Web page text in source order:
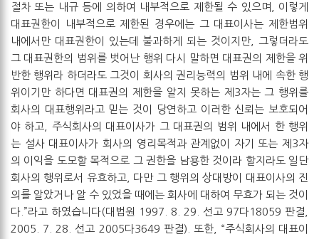
절차 또는 내규 등에 의하여 내부적으로 제한될 수 있으며, 이렇게
대표권한이 내부적으로 제한된 경우에는 그 대표이사는 제한범위
내에서만 대표권한이 있는데 불과하게 되는 것이지만, 그렇더라도
그 대표권한의 범위를 벗어난 행위 다시 말하면 대표권의 제한을 위
반한 행위라 하더라도 그것이 회사의 권리능력의 범위 내에 속한 행
위이기만 하다면 대표권의 제한을 알지 못하는 제3자는 그 행위를
회사의 대표행위라고 믿는 것이 당연하고 이러한 신뢰는 보호되어
야 하고, 주식회사의 대표이사가 그 대표권의 범위 내에서 한 행위
는 설사 대표이사가 회사의 영리목적과 관계없이 자기 또는 제3자
의 이익을 도모할 목적으로 그 권한을 남용한 것이라 할지라도 일단
회사의 행위로서 유효하고, 다만 그 행위의 상대방이 대표이사의 진
의를 알았거나 알 수 있었을 때에는 회사에 대하여 무효가 되는 것이
다.”라고 하였습니다(대법원 1997. 8. 29. 선고 97다18059 판결,
2005. 7. 28. 선고 2005다3649 판결). 또한, “주식회사의 대표이